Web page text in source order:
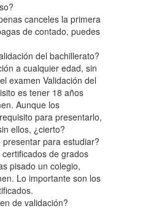
canceles la primera
de contado, puedes
del bachillerato?
a cualquier edad, sin
examen Validación del
es tener 18 años
Aunque los
para presentarlo,
ellos, ¿cierto?
para estudiar?
de grados
pisado un colegio,
Lo importante son los
de validación?